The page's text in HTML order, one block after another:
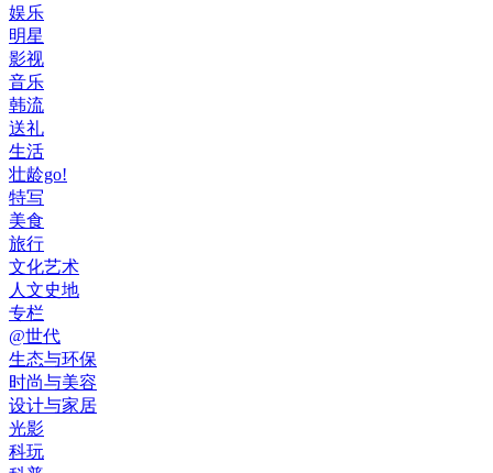
娱乐
明星
影视
音乐
韩流
送礼
生活
壮龄go!
特写
美食
旅行
文化艺术
人文史地
专栏
@世代
生态与环保
时尚与美容
设计与家居
光影
科玩